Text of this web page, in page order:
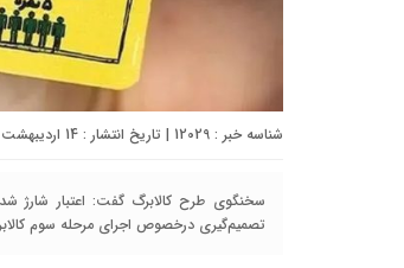
شناسه خبر : 12029 | تاریخ انتشار : 14 اردیبهشت 1404 - 16:05 | ارسال توسط :
سخنگوی طرح کالابرگ گفت: اعتبار شارژ
تصمیم‌گیری درخصوص اجرای مرحله سوم